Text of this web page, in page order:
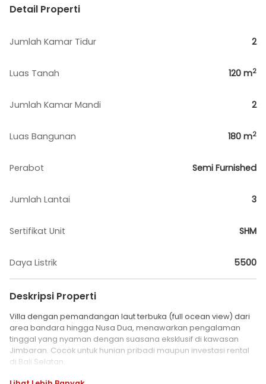
Detail Properti
Jumlah Kamar Tidur 2
Luas Tanah 120 m2
Jumlah Kamar Mandi 2
Luas Bangunan 180 m2
Perabot Semi Furnished
Jumlah Lantai 3
Sertifikat Unit SHM
Daya Listrik 5500
Deskripsi Properti
Villa dengan pemandangan laut terbuka (full ocean view) dari
area bandara hingga Nusa Dua, menawarkan pengalaman
tinggal yang nyaman dengan suasana eksklusif di kawasan
Jimbaran. Cocok untuk hunian pribadi maupun investasi rental
di Bali Selatan.